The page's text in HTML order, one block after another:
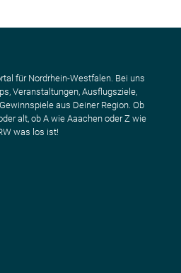
für Nordrhein-Westfalen. Bei uns
Veranstaltungen, Ausflugsziele,
aus Deiner Region. Ob
alt, ob A wie Aaachen oder Z wie
was los ist!